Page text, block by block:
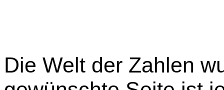
Die Welt der Zahlen